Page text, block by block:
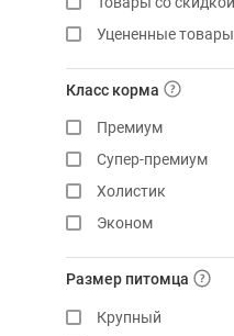
Уцененные товары
Класс корма
Премиум
Супер-премиум
Холистик
Эконом
Размер питомца
Крупный